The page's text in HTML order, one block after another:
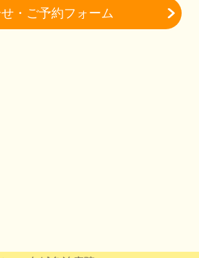
・ご予約フォーム